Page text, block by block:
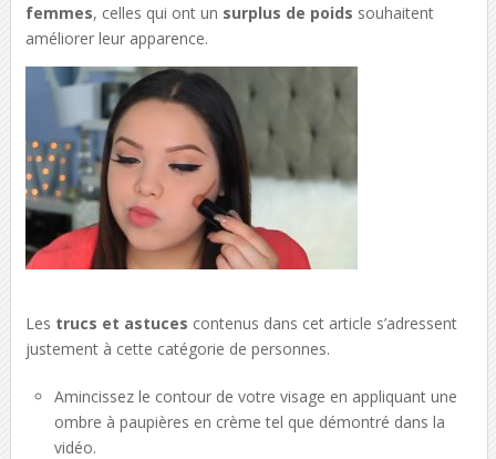
femmes, celles qui ont un surplus de poids souhaitent
améliorer leur apparence.
Les trucs et astuces contenus dans cet article s’adressent
justement à cette catégorie de personnes.
Amincissez le contour de votre visage en appliquant une
ombre à paupières en crème tel que démontré dans la
vidéo.